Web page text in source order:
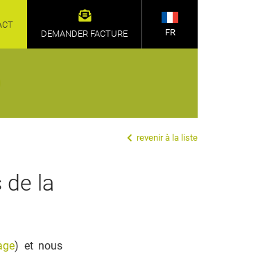
DEMANDER FACTURE
FR
revenir à la liste
de la
) et nous